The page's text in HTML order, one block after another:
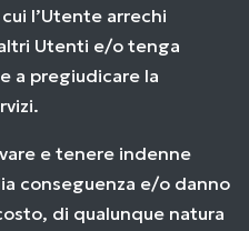
l’Utente arrechi
Utenti e/o tenga
a pregiudicare la
e tenere indenne
conseguenza e/o danno
di qualunque natura